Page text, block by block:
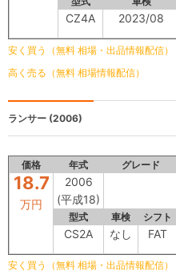
CZ4A 2023/08
安く買う（無料 相場・出品情報配信）
高く売る（無料 相場情報配信）
ランサー (2006)
価格 年式 グレード
18.7
万円
2006
(平成18)
型式 車検 シフト
CS2A なし FAT
安く買う（無料 相場・出品情報配信）